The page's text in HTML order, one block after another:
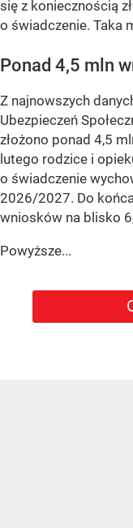
się z koniecznością
o świadczenie. Taka
Ponad 4,5 mln
Z najnowszych
Ubezpieczeń
złożono ponad 4,5
lutego rodzice i
o świadczenie
2026/2027. Do
wniosków na blisko
Powyższe...